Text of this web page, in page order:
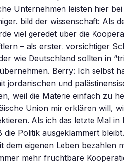
Unternehmen leisten hier
bild der wissenschaft: Als
viel geredet über die
– als erster, vorsichtiger
wie Deutschland sollten in
Berry: Ich selbst
jordanischen und
weil die Materie einfach zu
Union mir erklären will,
Als ich das letzte Mal
die Politik ausgeklammert
dem eigenen Leben bezahlen
mehr fruchtbare